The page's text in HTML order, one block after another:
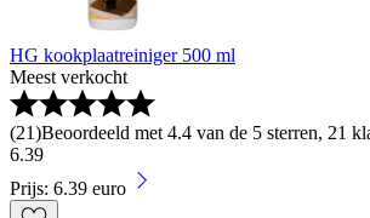
HG kookplaatreiniger 500 ml
Meest verkocht
(21)Beoordeeld met 4.4 van de 5 sterren, 21
6.39
Prijs: 6.39 euro